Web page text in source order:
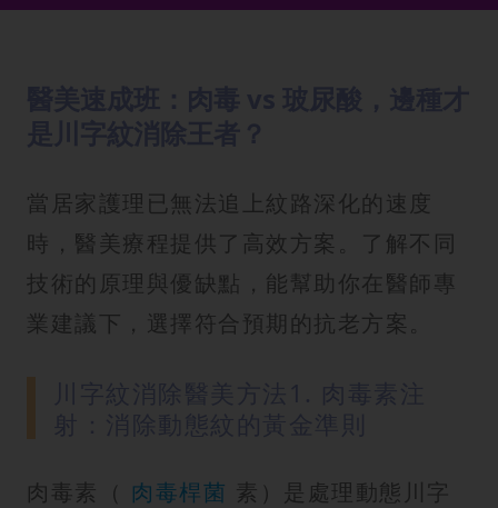
當居家護理已無法追上紋路深化的速度
時，醫美療程提供了高效方案。了解不同
技術的原理與優缺點，能幫助你在醫師專
業建議下，選擇符合預期的抗老方案。
肉毒素（ 肉毒桿菌 素）是處理動態川字